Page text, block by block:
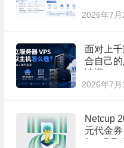
2026年7月
面对上
合自己
读懂
2026年7月
Netcup
元代金
扣！DE